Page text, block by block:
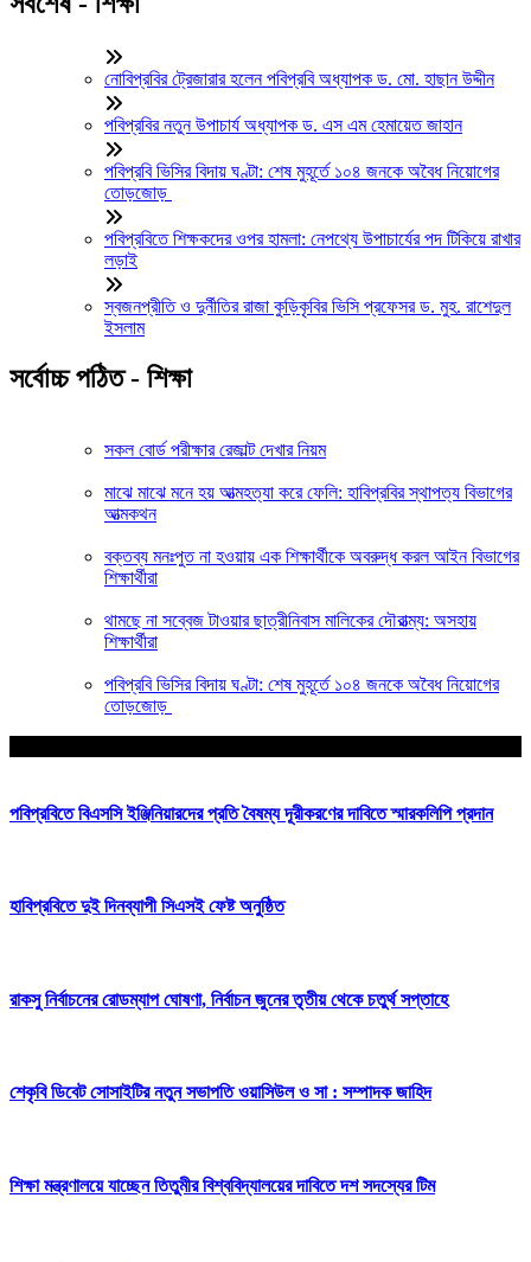
নোবিপ্রবির ট্রেজারার হলেন পবিপ্রবি অধ্যাপক ড. মো. হাছান উদ্দীন
পবিপ্রবির নতুন উপাচার্য অধ্যাপক ড. এস এম হেমায়েত জাহান
পবিপ্রবি ভিসির বিদায় ঘণ্টা: শেষ মুহূর্তে ১০৪ জনকে অবৈধ নিয়োগের
তোড়জোড়
পবিপ্রবিতে শিক্ষকদের ওপর হামলা: নেপথ্যে উপাচার্যের পদ টিকিয়ে রাখার
লড়াই
স্বজনপ্রীতি ও দুর্নীতির রাজা কুড়িকৃবির ভিসি প্রফেসর ড. মুহ. রাশেদুল
ইসলাম
সর্বোচ্চ পঠিত - শিক্ষা
সকল বোর্ড পরীক্ষার রেজাল্ট দেখার নিয়ম
মাঝে মাঝে মনে হয় আত্মহত্যা করে ফেলি: হাবিপ্রবির স্থাপত্য বিভাগের
আত্মকথন
বক্তব্য মনঃপুত না হওয়ায় এক শিক্ষার্থীকে অবরুদ্ধ করল আইন বিভাগের
শিক্ষার্থীরা
থামছে না সব্বেজ টাওয়ার ছাত্রীনিবাস মালিকের দৌরাত্ম্য: অসহায়
শিক্ষার্থীরা
পবিপ্রবি ভিসির বিদায় ঘণ্টা: শেষ মুহূর্তে ১০৪ জনকে অবৈধ নিয়োগের
তোড়জোড়
পবিপ্রবিতে বিএসসি ইঞ্জিনিয়ারদের প্রতি বৈষম্য দূরীকরণের দাবিতে স্মারকলিপি প্রদান
হাবিপ্রবিতে দুই দিনব্যাপী সিএসই ফেষ্ট অনুষ্ঠিত
রাকসু নির্বাচনের রোডম্যাপ ঘোষণা, নির্বাচন জুনের তৃতীয় থেকে চতুর্থ সপ্তাহে
শেকৃবি ডিবেট সোসাইটির নতুন সভাপতি ওয়াসিউল ও সা : সম্পাদক জাহিদ
শিক্ষা মন্ত্রণালয়ে যাচ্ছেন তিতুমীর বিশ্ববিদ্যালয়ের দাবিতে দশ সদস্যের টিম